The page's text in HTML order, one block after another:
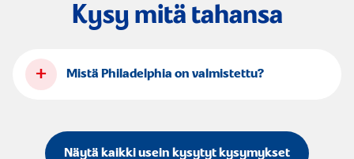
Kysy mitä tahansa
+ Mistä Philadelphia on valmistettu?
Näytä kaikki usein kysytyt kysymykset